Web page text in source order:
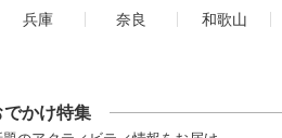
兵庫 奈良
和歌山
でかけ特集